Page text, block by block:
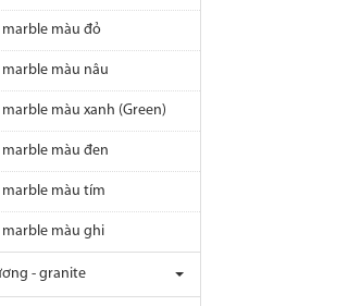
màu đỏ
màu nâu
màu xanh (Green)
màu đen
màu tím
màu ghi
- granite